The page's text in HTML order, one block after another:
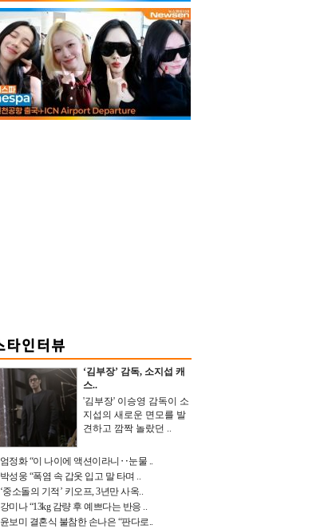
‘김부장’ 감독, 소지섭 캐
스..
'김부장' 이승영 감독이 소
지섭의 새로운 면모를 발
견하고 깜짝 놀랐던 ..
엄정화 “이 나이에 액션이라니‥눈물 ..
박성웅 “폭염 속 갑옷 입고 말 타며 ..
‘중소돌의 기적’ 키오프, 3년만 사옥..
강미나 “13kg 감량 후 예쁘다는 반응 ..
윤보미 결혼식 불참한 손나은 “판다로..